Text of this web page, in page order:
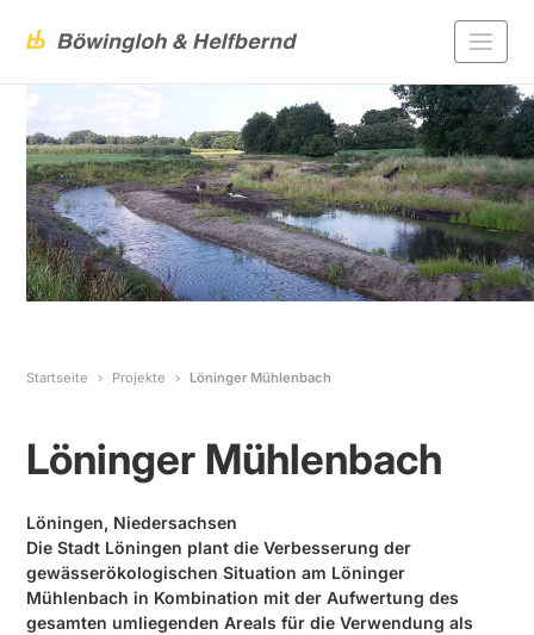
Startseite Projekte Löninger Mühlenbach
Löninger Mühlenbach
Löningen, Niedersachsen
Die Stadt Löningen plant die Verbesserung der
gewässerökologischen Situation am Löninger
Mühlenbach in Kombination mit der Aufwertung des
gesamten umliegenden Areals für die Verwendung als